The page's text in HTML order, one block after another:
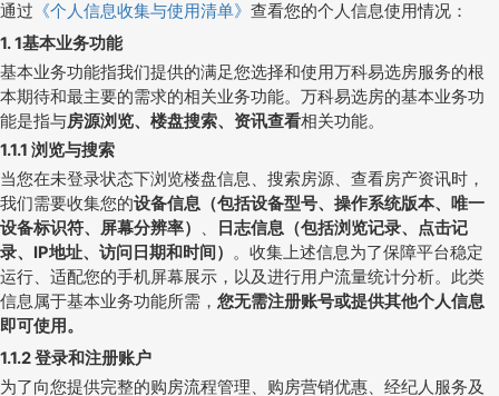
通过 《个人信息收集与使用清单》 查看您的个人信息使用情况：
1. 1基本业务功能
基本业务功能指我们提供的满足您选择和使用万科易选房服务的根
本期待和最主要的需求的相关业务功能。万科易选房的基本业务功
能是指与房源浏览、楼盘搜索、资讯查看相关功能。
1.1.1 浏览与搜索
当您在未登录状态下浏览楼盘信息、搜索房源、查看房产资讯时，
我们需要收集您的设备信息（包括设备型号、操作系统版本、唯一
设备标识符、屏幕分辨率）
、
日志信息（包括浏览记录、点击记
录、 IP地址、访问日期和时间） 。收集上述信息为了保障平台稳定
运行、适配您的手机屏幕展示，以及进行用户流量统计分析。此类
信息属于基本业务功能所需， 您无需注册账号或提供其他个人信息
即可使用。
1.1.2登录和注册账户
为了向您提供完整的购房流程管理、购房营销优惠、经纪人服务及